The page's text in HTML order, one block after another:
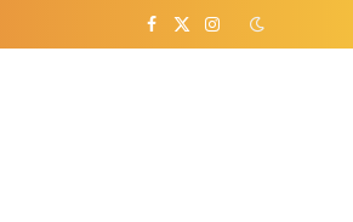
Facebook
X
Instagram